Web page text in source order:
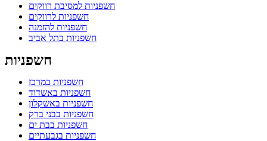
חשפניות למסיבת רווקים
חשפניות לרווקים
חשפניות להזמנה
חשפניות בתל אביב
חשפניות
חשפניות במרכז
חשפניות באשדוד
חשפניות באשקלון
חשפניות בבני ברק
חשפניות בבת ים
חשפניות בגבעתיים